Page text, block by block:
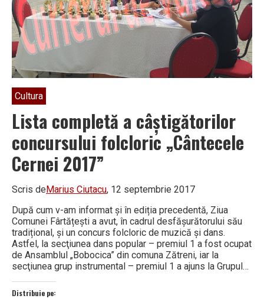
Cultura
Lista completă a câștigătorilor
concursului folcloric „Cântecele
Cernei 2017”
Scris deMarius Ciutacu, 12 septembrie 2017
După cum v-am informat și în ediția precedentă, Ziua
Comunei Fârtățești a avut, în cadrul desfășurătorului său
tradițional, și un concurs folcloric de muzică și dans.
Astfel, la secţiunea dans popular – premiul 1 a fost ocupat
de Ansamblul „Bobocica” din comuna Zătreni, iar la
secţiunea grup instrumental – premiul 1 a ajuns la Grupul…
Distribuie pe: